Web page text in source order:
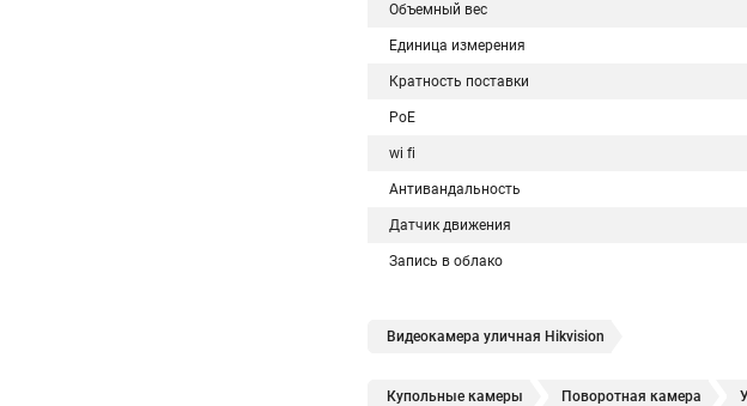
Объемный вес
Единица измерения
Кратность поставки
PoE
wi fi
Антивандальность
Датчик движения
Запись в облако
Видеокамера уличная Hikvision
Купольные камеры Поворотная камера